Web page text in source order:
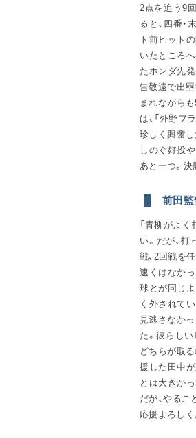
2点を追う9
ると、四番・
ト前ヒット
いたところ
たホンダ先
告敬遠で出
まれながら
は、「外野フ
珍しく興奮
しのぐ好投
あと一つ。決
前田
「青柳がよ
い。だが、
戦、2回戦を
速くはなか
球とが同じ
く外されて
見逃さなか
た。彼らし
どちらが取
援した田中
とは大きか
だが、やる
応援よろし